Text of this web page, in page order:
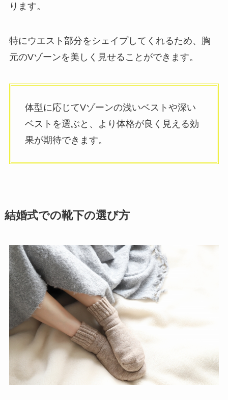
ります。
特にウエスト部分をシェイプしてくれるため、胸
元のVゾーンを美しく見せることができます。
体型に応じてVゾーンの浅いベストや深い
ベストを選ぶと、より体格が良く見える効
果が期待できます。
結婚式での靴下の選び方